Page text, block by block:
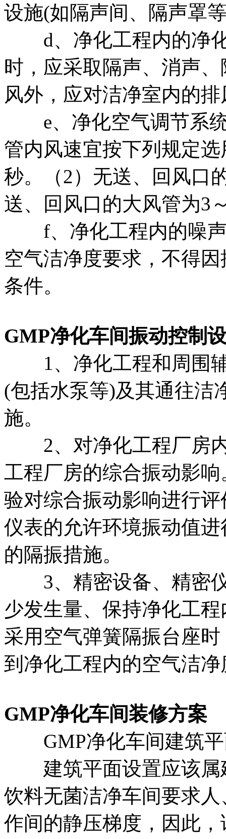
设施(如隔声间、隔声罩
d、净化工程内的净化
时，应采取隔声、消声
风外，应对洁净室内的
e、净化空气调节系统
管内风速宜按下列规定
秒。（2）无送、回风口
送、回风口的大风管为3
f、净化工程内的噪声
空气洁净度要求，不得
条件。
GMP净化车间振动控制
1、净化工程和周围辅
(包括水泵等)及其通往洁
施。
2、对净化工程厂房内
工程厂房的综合振动影
验对综合振动影响进行
仪表的允许环境振动值
的隔振措施。
3、精密设备、精密仪
少发生量、保持净化工
采用空气弹簧隔振台座
到净化工程内的空气洁
GMP净化车间装修方案
GMP净化车间建筑平
建筑平面设置应该属
饮料无菌洁净车间要求
作间的静压梯度，因此